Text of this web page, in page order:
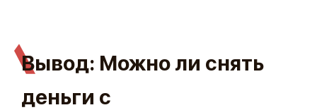
Вывод: Можно ли снять
деньги с